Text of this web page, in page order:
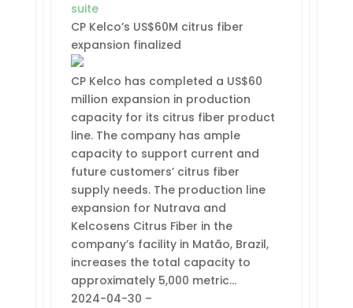
suite
CP Kelco’s US$60M citrus fiber
expansion finalized
CP Kelco has completed a US$60
million expansion in production
capacity for its citrus fiber product
line. The company has ample
capacity to support current and
future customers’ citrus fiber
supply needs. The production line
expansion for Nutrava and
Kelcosens Citrus Fiber in the
company’s facility in Matão, Brazil,
increases the total capacity to
approximately 5,000 metric…
2024-04-30 –